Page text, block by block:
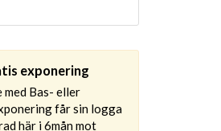
exponering
med Bas- eller
får sin logga
här i 6mån mot